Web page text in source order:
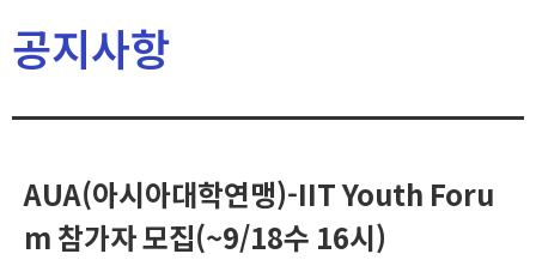
공지사항
AUA(아시아대학연맹)-IIT Youth Foru
m 참가자 모집(~9/18수 16시)